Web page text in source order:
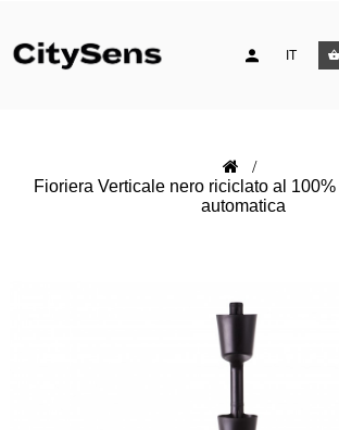
IT
Fioriera Verticale nero riciclato al
automatica